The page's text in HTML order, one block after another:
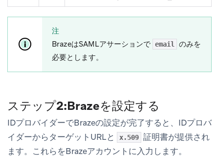
注
BrazeはSAMLアサーションで email
のみを
必要とします。
ステップ2:Brazeを設定する
IDプロバイダーでBrazeの設定が完了すると、IDプロバ
イダーからターゲットURLと
x.509 証明書が提供され
ます。これらをBrazeアカウントに入力します。